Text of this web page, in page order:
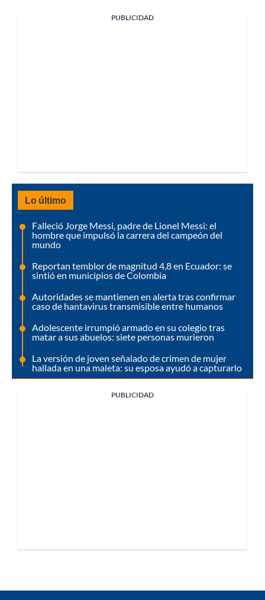
PUBLICIDAD
Lo último
Falleció Jorge Messi, padre de Lionel Messi: el
hombre que impulsó la carrera del campeón del
mundo
Reportan temblor de magnitud 4,8 en Ecuador: se
sintió en municipios de Colombia
Autoridades se mantienen en alerta tras confirmar
caso de hantavirus transmisible entre humanos
Adolescente irrumpió armado en su colegio tras
matar a sus abuelos: siete personas murieron
La versión de joven señalado de crimen de mujer
hallada en una maleta: su esposa ayudó a capturarlo
PUBLICIDAD